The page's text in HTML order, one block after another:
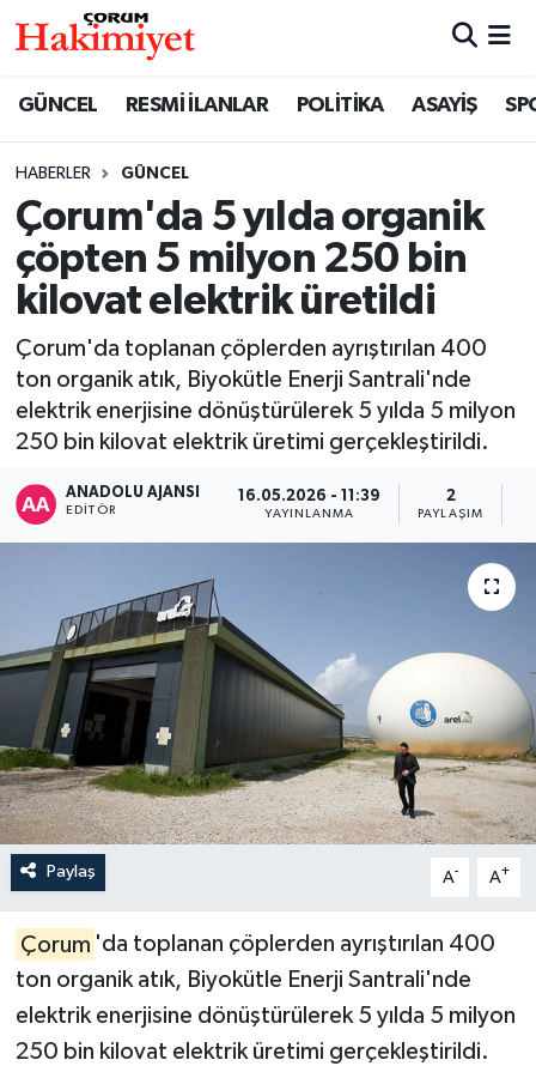
GÜNCEL RESMİ İLANLAR POLİTİKA ASAYİŞ
HABERLER GÜNCEL
Çorum'da 5 yılda organik
çöpten 5 milyon 250 bin
kilovat elektrik üretildi
Çorum'da toplanan çöplerden ayrıştırılan 400
ton organik atık, Biyokütle Enerji Santrali'nde
elektrik enerjisine dönüştürülerek 5 yılda 5 milyon
250 bin kilovat elektrik üretimi gerçekleştirildi.
ANADOLU AJANSI
EDITÖR
16.05.2026 - 11:39
YAYINLANMA
2
PAYLAŞIM
Paylaş A- A+
Çorum 'da toplanan çöplerden ayrıştırılan 400
ton organik atık, Biyokütle Enerji Santrali'nde
elektrik enerjisine dönüştürülerek 5 yılda 5 milyon
250 bin kilovat elektrik üretimi gerçekleştirildi.
SAĞLIK
ASAYİŞ
EKONOMİ
GÜNCEL
EĞİTİM
OTOPARK
TEKNOLOJİ
Nöbetçi Eczaneler
Çorum Namaz Vakitleri
Trafik Durumu
Süper Lig Puan Durumu ve Fikstür
Tüm Manşetler
Haber Arşivi